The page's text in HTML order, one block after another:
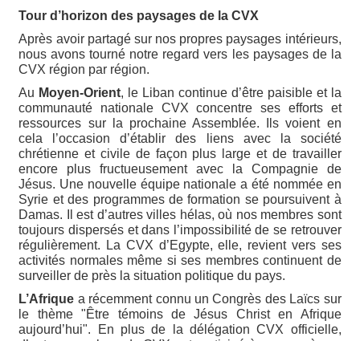
Tour d’horizon des paysages de la CVX
Après avoir partagé sur nos propres paysages intérieurs,
nous avons tourné notre regard vers les paysages de la
CVX région par région.
Au Moyen-Orient, le Liban continue d’être paisible et la
communauté nationale CVX concentre ses efforts et
ressources sur la prochaine Assemblée. Ils voient en
cela l’occasion d’établir des liens avec la société
chrétienne et civile de façon plus large et de travailler
encore plus fructueusement avec la Compagnie de
Jésus. Une nouvelle équipe nationale a été nommée en
Syrie et des programmes de formation se poursuivent à
Damas. Il est d’autres villes hélas, où nos membres sont
toujours dispersés et dans l’impossibilité de se retrouver
régulièrement. La CVX d’Egypte, elle, revient vers ses
activités normales même si ses membres continuent de
surveiller de près la situation politique du pays.
L’Afrique a récemment connu un Congrès des Laïcs sur
le thème "Être témoins de Jésus Christ en Afrique
aujourd’hui". En plus de la délégation CVX officielle,